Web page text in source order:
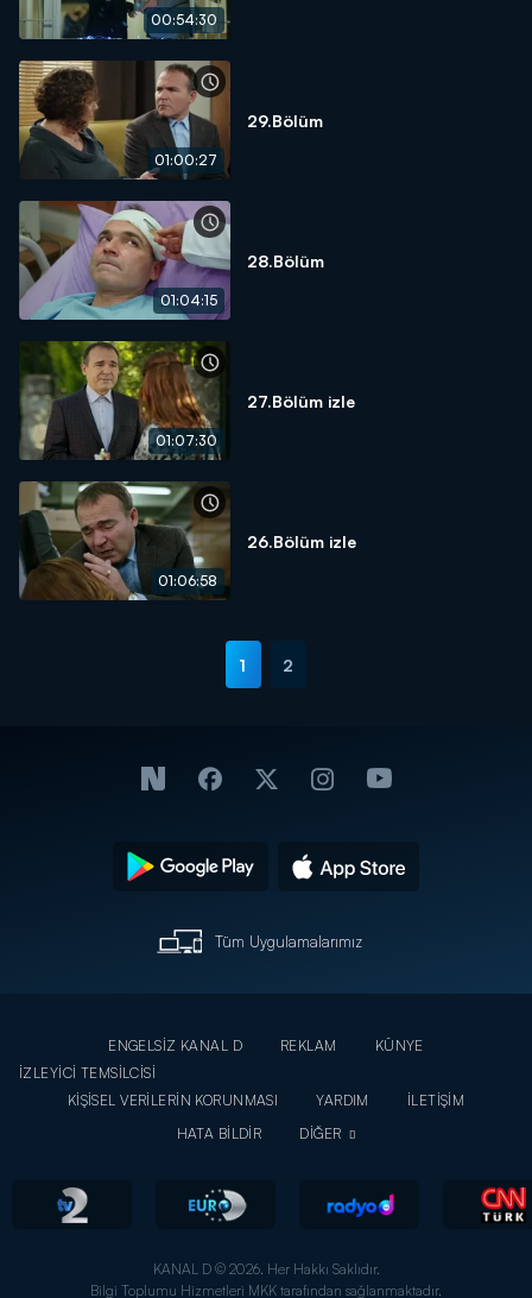
00:54:30
01:00:27
29.Bölüm
01:04:15
28.Bölüm
01:07:30
27.Bölüm izle
01:06:58
26.Bölüm izle
1 2
Tüm Uygulamalarımız
ENGELSİZ KANAL D REKLAM
KÜNYE
İZLEYİCİ TEMSİLCİSİ
KİŞİSEL VERİLERİN KORUNMASI
YARDIM
İLETİŞİM
HATA BİLDİR
DİĞER
KANAL D © 2026. Her Hakkı Saklıdır.
Bilgi Toplumu Hizmetleri MKK tarafından sağlanmaktadır.